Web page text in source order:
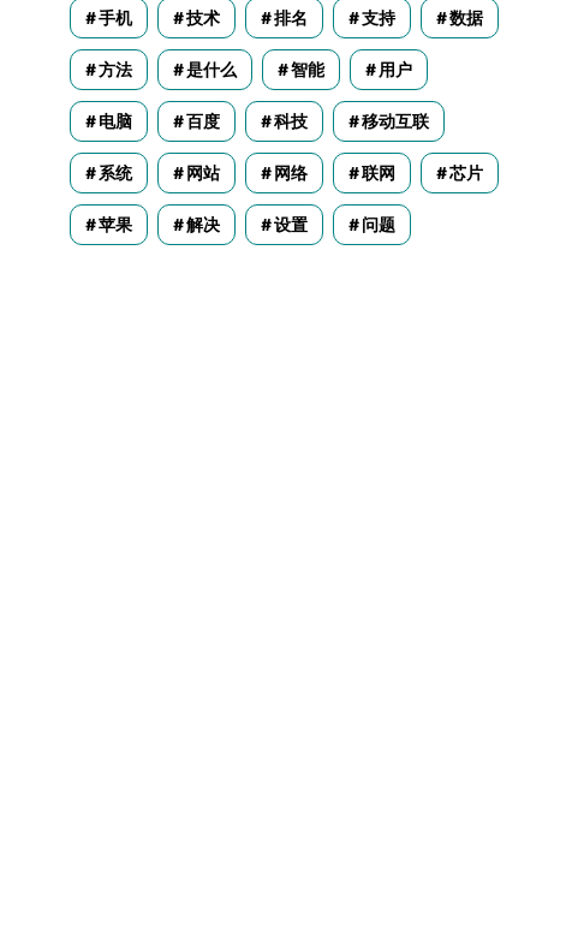
手机 技术 排名 支持 数据
方法 是什么 智能 用户
电脑 百度 科技 移动互联
系统 网站 网络 联网 芯片
苹果 解决 设置 问题